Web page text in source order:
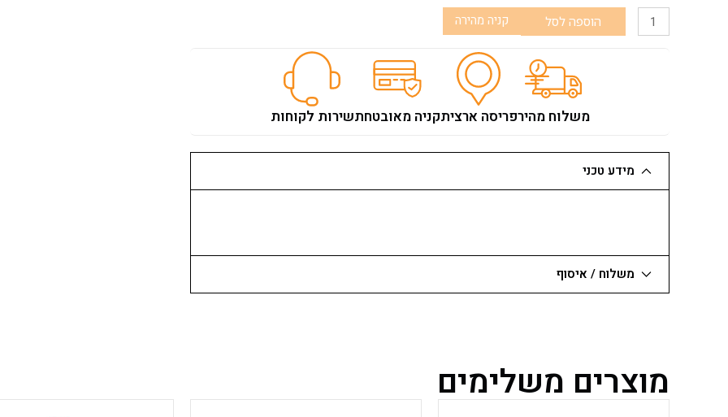
הוספה לסל קניה מהירה
משלוח מהירפריסה ארציתקניה מאובטחתשירות לקוחות
מידע טכני
משלוח / איסוף
מוצרים משלימים